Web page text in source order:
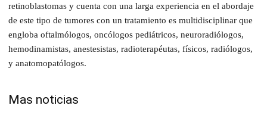
retinoblastomas y cuenta con una larga experiencia en el abordaje
de este tipo de tumores con un tratamiento es multidisciplinar que
engloba oftalmólogos, oncólogos pediátricos, neuroradiólogos,
hemodinamistas, anestesistas, radioterapéutas, físicos, radiólogos,
y anatomopatólogos.
Mas noticias